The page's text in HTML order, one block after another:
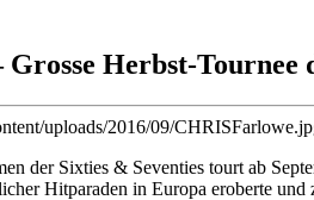
Herbst-Tournee
der Sixties & Seventies tourt ab
Hitparaden in Europa eroberte